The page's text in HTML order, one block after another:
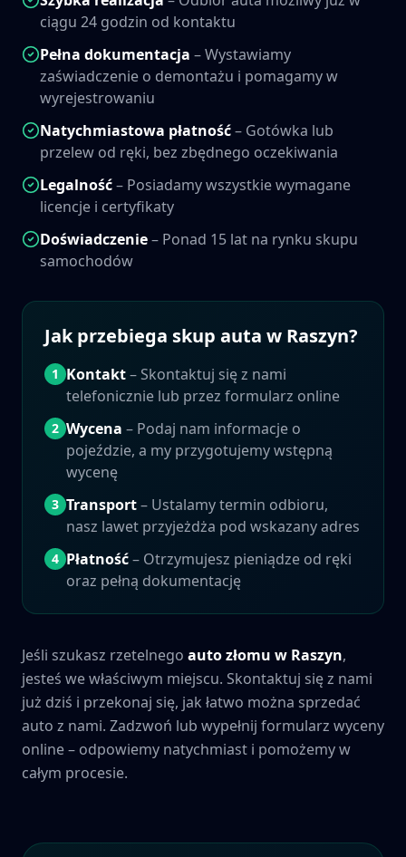
ciągu 24 godzin od kontaktu
Pełna dokumentacja – Wystawiamy
zaświadczenie o demontażu i pomagamy w
wyrejestrowaniu
Natychmiastowa płatność– Gotówka lub
przelew od ręki, bez zbędnego oczekiwania
Legalność– Posiadamy wszystkie wymagane
licencje i certyfikaty
Doświadczenie– Ponad 15 lat na rynku skupu
samochodów
Jak przebiega skup auta w Raszyn?
1 Kontakt– Skontaktuj się z nami
telefonicznie lub przez formularz online
2 Wycena – Podaj nam informacje o
pojeździe, a my przygotujemy wstępną
wycenę
3 Transport– Ustalamy termin odbioru,
nasz lawet przyjeżdża pod wskazany adres
4 Płatność– Otrzymujesz pieniądze od ręki
oraz pełną dokumentację
Jeśli szukasz rzetelnego auto złomu w Raszyn,
jesteś we właściwym miejscu. Skontaktuj się z nami
już dziś i przekonaj się, jak łatwo można sprzedać
auto z nami. Zadzwoń lub wypełnij formularz wyceny
online – odpowiemy natychmiast i pomożemy w
całym procesie.